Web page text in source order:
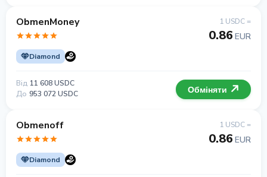
ObmenMoney
Diamond
1 USDC =
0.86 EUR
Від 11 608 USDC
До 953 072 USDC Обміняти
Obmenoff
Diamond
1 USDC =
0.86 EUR